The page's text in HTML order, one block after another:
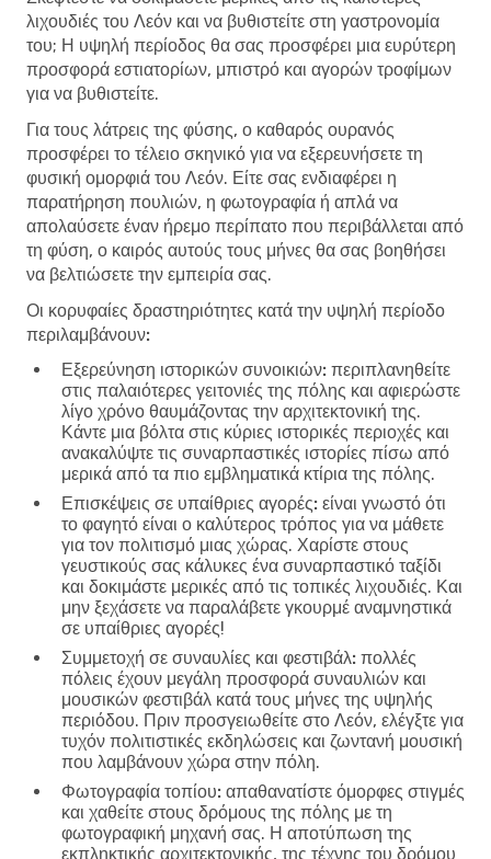
λιχουδιές του Λεόν και να βυθιστείτε στη γαστρονομία
του; Η υψηλή περίοδος θα σας προσφέρει μια ευρύτερη
προσφορά εστιατορίων, μπιστρό και αγορών τροφίμων
για να βυθιστείτε.
Για τους λάτρεις της φύσης, ο καθαρός ουρανός
προσφέρει το τέλειο σκηνικό για να εξερευνήσετε τη
φυσική ομορφιά του Λεόν. Είτε σας ενδιαφέρει η
παρατήρηση πουλιών, η φωτογραφία ή απλά να
απολαύσετε έναν ήρεμο περίπατο που περιβάλλεται από
τη φύση, ο καιρός αυτούς τους μήνες θα σας βοηθήσει
να βελτιώσετε την εμπειρία σας.
Οι κορυφαίες δραστηριότητες κατά την υψηλή περίοδο
περιλαμβάνουν:
Εξερεύνηση ιστορικών συνοικιών: περιπλανηθείτε
στις παλαιότερες γειτονιές της πόλης και αφιερώστε
λίγο χρόνο θαυμάζοντας την αρχιτεκτονική της.
Κάντε μια βόλτα στις κύριες ιστορικές περιοχές και
ανακαλύψτε τις συναρπαστικές ιστορίες πίσω από
μερικά από τα πιο εμβληματικά κτίρια της πόλης.
Επισκέψεις σε υπαίθριες αγορές: είναι γνωστό ότι
το φαγητό είναι ο καλύτερος τρόπος για να μάθετε
για τον πολιτισμό μιας χώρας. Χαρίστε στους
γευστικούς σας κάλυκες ένα συναρπαστικό ταξίδι
και δοκιμάστε μερικές από τις τοπικές λιχουδιές. Και
μην ξεχάσετε να παραλάβετε γκουρμέ αναμνηστικά
σε υπαίθριες αγορές!
Συμμετοχή σε συναυλίες και φεστιβάλ: πολλές
πόλεις έχουν μεγάλη προσφορά συναυλιών και
μουσικών φεστιβάλ κατά τους μήνες της υψηλής
περιόδου. Πριν προσγειωθείτε στο Λεόν, ελέγξτε για
τυχόν πολιτιστικές εκδηλώσεις και ζωντανή μουσική
που λαμβάνουν χώρα στην πόλη.
Φωτογραφία τοπίου: απαθανατίστε όμορφες στιγμές
και χαθείτε στους δρόμους της πόλης με τη
φωτογραφική μηχανή σας. Η αποτύπωση της
εκπληκτικής αρχιτεκτονικής, της τέχνης του δρόμου